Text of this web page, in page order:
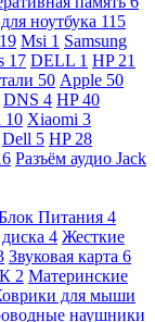
ноутбука 115
19 Msi 1 Samsung
17 DELL 1 HP 21
50 Apple 50
DNS 4 HP40
10 Xiaomi 3
Dell 5 HP 28
Разъём аудио Jack
Питания 4
4 Жесткие
Звуковая карта 6
2 Материнские
для мыши
наушники